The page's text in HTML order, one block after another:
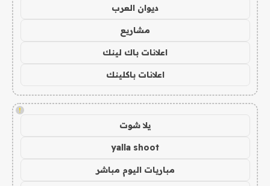
ديوان العرب
مشاريع
اعلانات باك لينك
اعلانات باكلينك
!
يلا شوت
yalla shoot
مباريات اليوم مباشر